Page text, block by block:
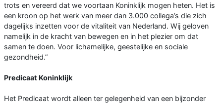
trots en vereerd dat we voortaan Koninklijk mogen heten. Het is
een kroon op het werk van meer dan 3.000 collega’s die zich
dagelijks inzetten voor de vitaliteit van Nederland. Wij geloven
namelijk in de kracht van bewegen en in het plezier om dat
samen te doen. Voor lichamelijke, geestelijke en sociale
gezondheid.”
Predicaat Koninklijk
Het Predicaat wordt alleen ter gelegenheid van een bijzonder